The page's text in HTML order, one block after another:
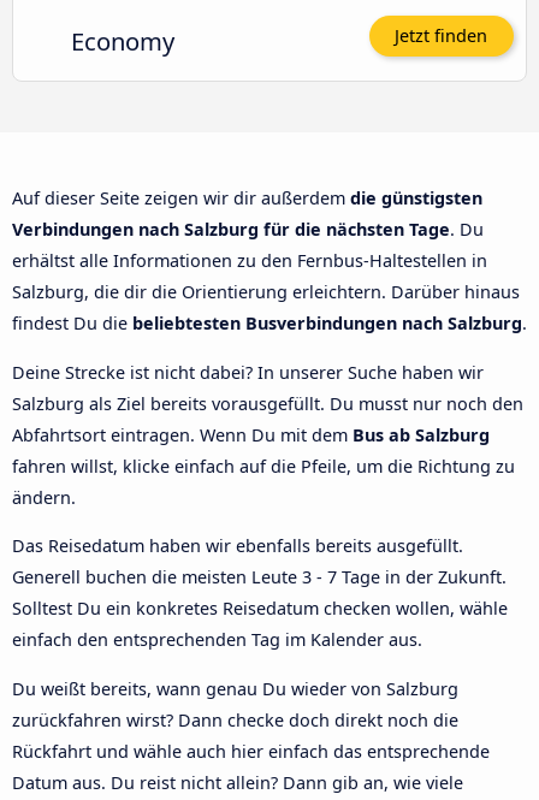
Economy Jetzt finden
Auf dieser Seite zeigen wir dir außerdem die günstigsten
Verbindungen nach Salzburg für die nächsten Tage. Du
erhältst alle Informationen zu den Fernbus-Haltestellen in
Salzburg, die dir die Orientierung erleichtern. Darüber hinaus
findest Du die beliebtesten Busverbindungen nach Salzburg.
Deine Strecke ist nicht dabei? In unserer Suche haben wir
Salzburg als Ziel bereits vorausgefüllt. Du musst nur noch den
Abfahrtsort eintragen. Wenn Du mit dem Bus ab Salzburg
fahren willst, klicke einfach auf die Pfeile, um die Richtung zu
ändern.
Das Reisedatum haben wir ebenfalls bereits ausgefüllt.
Generell buchen die meisten Leute 3 - 7 Tage in der Zukunft.
Solltest Du ein konkretes Reisedatum checken wollen, wähle
einfach den entsprechenden Tag im Kalender aus.
Du weißt bereits, wann genau Du wieder von Salzburg
zurückfahren wirst? Dann checke doch direkt noch die
Rückfahrt und wähle auch hier einfach das entsprechende
Datum aus. Du reist nicht allein? Dann gib an, wie viele